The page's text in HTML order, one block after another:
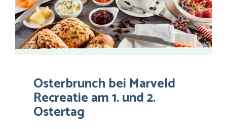
Osterbrunch bei Marveld
Recreatie am 1. und 2.
Ostertag